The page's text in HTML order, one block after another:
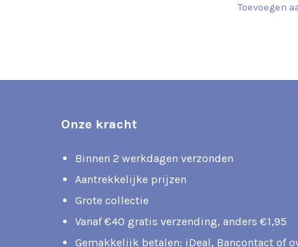
Toevoegen
Onze kracht
Binnen 2 werkdagen verzonden
Aantrekkelijke prijzen
Grote collectie
Vanaf €40 gratis verzending, anders €1,95
Gemakkelijk betalen: iDeal, Bancontact of